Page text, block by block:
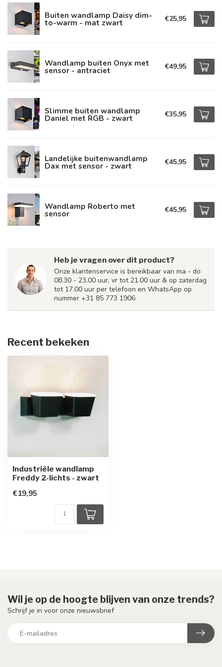
Buiten wandlamp Daisy dim-
to-warm - mat zwart €25,95
Wandlamp buiten Onyx met
sensor - antraciet €49,95
Slimme buiten wandlamp
Daniel met RGB - zwart €35,95
Landelijke buitenwandlamp
Dax met sensor - zwart €45,95
Wandlamp Roberto met
sensor €45,95
Heb je vragen over dit product?
Onze klantenservice is bereikbaar van ma - do
08.30 - 23.00 uur, vr tot 21.00 uur & op zaterdag
tot 17.00 uur per telefoon en WhatsApp op
nummer +31 85 773 1906
Recent bekeken
Industriële wandlamp
Freddy 2-lichts - zwart
€19,95
Wil je op de hoogte blijven van onze trends?
Schrijf je in voor onze nieuwsbrief